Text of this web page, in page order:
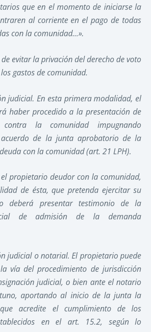
que en el momento de iniciarse la
al corriente en el pago de todas
con la comunidad...».
evitar la privación del derecho de voto
gastos de comunidad.
judicial. En esta primera modalidad, el
haber procedido a la presentación de
la comunidad impugnando
de la junta aprobatorio de la
con la comunidad (art. 21 LPH).
propietario deudor con la comunidad,
de ésta, que pretenda ejercitar su
deberá presentar testimonio de la
de admisión de la demanda
judicial o notarial. El propietario puede
vía del procedimiento de jurisdicción
judicial, o bien ante el notario
aportando al inicio de la junta la
que acredite el cumplimiento de los
en el art. 15.2, según lo